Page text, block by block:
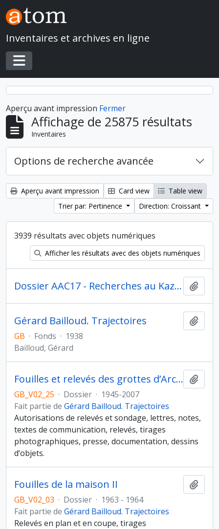
Skip to main content
Inventaires et archives en ligne
Toggle navigation
Aperçu avant impression Fermer
Affichage de 25875 résultats
Inventaires
Options de recherche avancée
Aperçu avant impression Card view
Table view
Trier par: Pertinence
Direction: Croissant
3939 résultats avec objets numériques
Afficher les résultats avec des objets numériques
Dossier AAC17 - Recherches au Kazakhstan pour la mission de terrain de 1995.
Gérard Bailloud. Trajectoires
GB · Fonds · 1938
Bailloud, Gérard
Fouilles et relevés des grottes d’Arcy-sur-Cure (Grotte du Cheval et Grande Grotte), 1946
GB_V02_25 · Dossier · 1945-2007
Fait partie de Gérard Bailloud. Trajectoires
Autorisations de relevés et sondage, lettres, notes,
textes de communication, relevés, tirages
photographiques, presse, documentation, dessins
d’objets.
Fouilles de la maison II
GB_V02_03 · Dossier · 1963 - 1964
Fait partie de Gérard Bailloud. Trajectoires
Relevés en plan et en coupe, tirages